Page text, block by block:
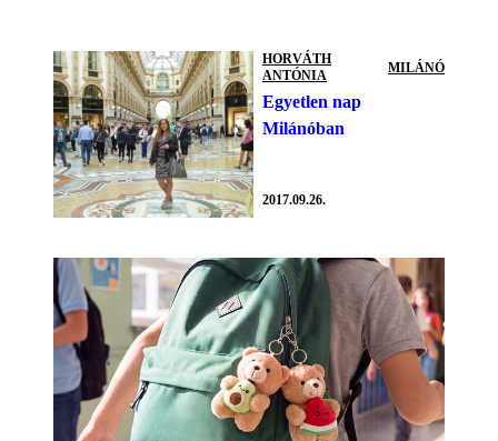
HORVÁTH
ANTÓNIA
MILÁNÓ
Egyetlen nap
Milánóban
2017.09.26.